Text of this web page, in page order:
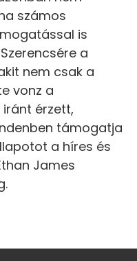
számos
is
a
nem csak a
vonz a
érzett,
támogatja
a híres és
James